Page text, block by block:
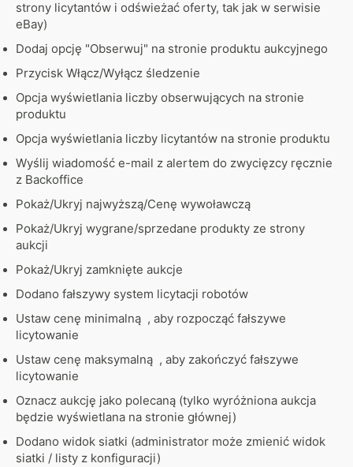
strony licytantów i odświeżać oferty, tak jak w serwisie
eBay)
Dodaj opcję "Obserwuj" na stronie produktu aukcyjnego
Przycisk Włącz/Wyłącz śledzenie
Opcja wyświetlania liczby obserwujących na stronie
produktu
Opcja wyświetlania liczby licytantów na stronie produktu
Wyślij wiadomość e-mail z alertem do zwycięzcy ręcznie
z Backoffice
Pokaż/Ukryj najwyższą/Cenę wywoławczą
Pokaż/Ukryj wygrane/sprzedane produkty ze strony
aukcji
Pokaż/Ukryj zamknięte aukcje
Dodano fałszywy system licytacji robotów
Ustaw cenę minimalną , aby rozpocząć fałszywe
licytowanie
Ustaw cenę maksymalną , aby zakończyć fałszywe
licytowanie
Oznacz aukcję jako polecaną (tylko wyróżniona aukcja
będzie wyświetlana na stronie głównej)
Dodano widok siatki (administrator może zmienić widok
siatki / listy z konfiguracji)